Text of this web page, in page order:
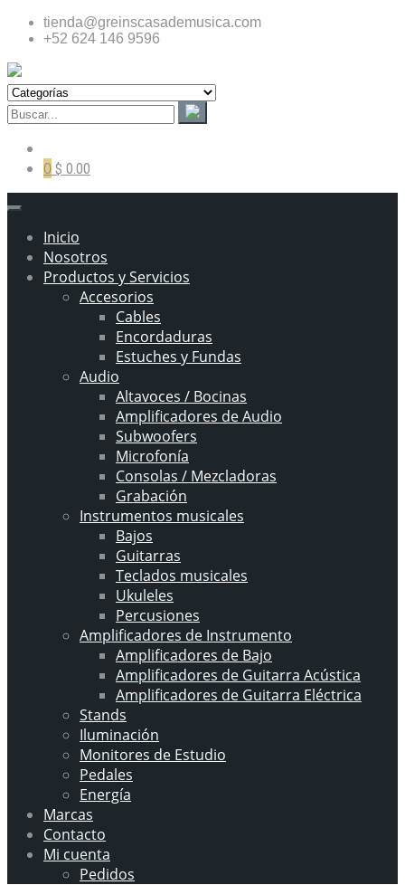
tienda@greinscasademusica.com
+52 624 146 9596
0 $ 0.00
Inicio
Nosotros
Productos y Servicios
Accesorios
Cables
Encordaduras
Estuches y Fundas
Audio
Altavoces / Bocinas
Amplificadores de Audio
Subwoofers
Microfonía
Consolas / Mezcladoras
Grabación
Instrumentos musicales
Bajos
Guitarras
Teclados musicales
Ukuleles
Percusiones
Amplificadores de Instrumento
Amplificadores de Bajo
Amplificadores de Guitarra Acústica
Amplificadores de Guitarra Eléctrica
Stands
Iluminación
Monitores de Estudio
Pedales
Energía
Marcas
Contacto
Mi cuenta
Pedidos